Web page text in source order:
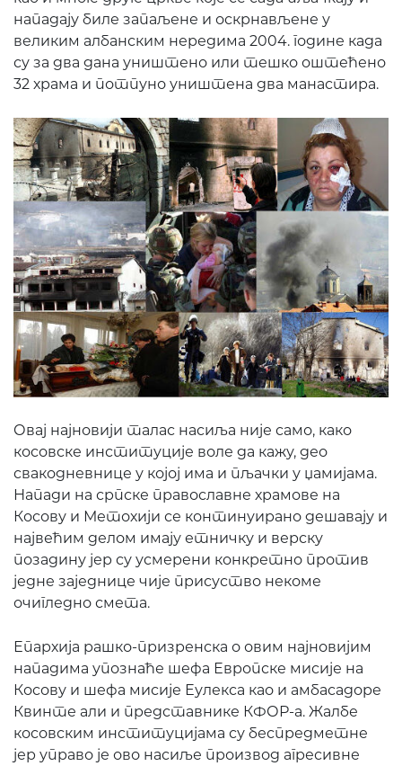
нападају биле запаљене и оскрнављене у
великим албанским нередима 2004. године када
су за два дана уништено или тешко оштећено
32 храма и потпуно уништена два манастира.
Овај најновији талас насиља није само, како
косовске институције воле да кажу, део
свакодневнице у којој има и пљачки у џамијама.
Напади на српске православне храмове на
Косову и Метохији се континуирано дешавају и
највећим делом имају етничку и верску
позадину јер су усмерени конкретно против
једне заједнице чије присуство некоме
очигледно смета.
Епархија рашко-призренска о овим најновијим
нападима упознаће шефа Европске мисије на
Косову и шефа мисије Еулекса као и амбасадоре
Квинте али и представнике КФОР-а. Жалбе
косовским институцијама су беспредметне
јер управо је ово насиље производ агресивне